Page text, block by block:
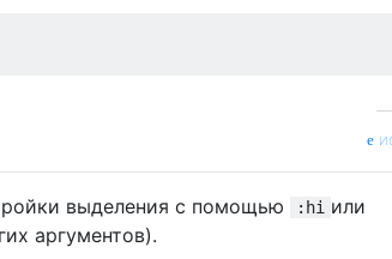
—
выделения с помощью :hi или
аргументов).